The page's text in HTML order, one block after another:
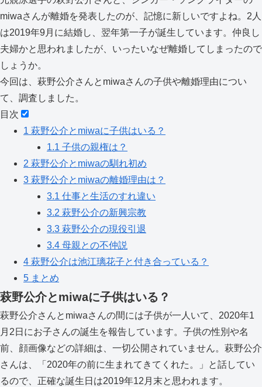
miwaさんが離婚を発表したのが、記憶に新しいですよね。2人
は2019年9月に結婚し、翌年第一子が誕生しています。仲良し
夫婦かと思われましたが、いったいなぜ離婚してしまったので
しょうか。
今回は、萩野公介さんとmiwaさんの子供や離婚理由につい
て、調査しました。
目次
1 萩野公介とmiwaに子供はいる？
1.1 子供の親権は？
2 萩野公介とmiwaの馴れ初め
3 萩野公介とmiwaの離婚理由は？
3.1 仕事と生活のすれ違い
3.2 萩野公介の新興宗教
3.3 萩野公介の現役引退
3.4 母親との不仲説
4 萩野公介は池江璃花子と付き合っている？
5 まとめ
萩野公介とmiwaに子供はいる？
萩野公介さんとmiwaさんの間には子供が一人いて、2020年1
月2日にお子さんの誕生を報告しています。子供の性別や名
前、顔画像などの詳細は、一切公開されていません。萩野公介
さんは、「2020年の前に生まれてきてくれた。」と話してい
るので、正確な誕生日は2019年12月末と思われます。